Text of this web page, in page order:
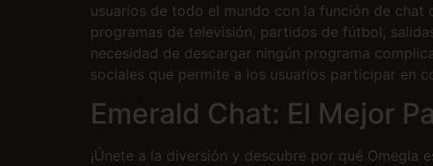
usuarios de todo el mundo con la función de chat
programas de televisión, partidos de fútbol,
necesidad de descargar ningún programa
sociales que permite a los usuarios participar en
Emerald Chat: El Mejor
¡Únete a la diversión y descubre por qué Omegla